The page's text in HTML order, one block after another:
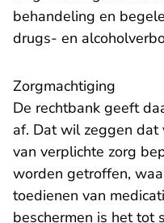
behandeling en
drugs- en
Zorgmachtiging
De rechtbank geeft
af. Dat wil zeggen dat
van verplichte zorg
worden getroffen,
toedienen van
beschermen is het tot